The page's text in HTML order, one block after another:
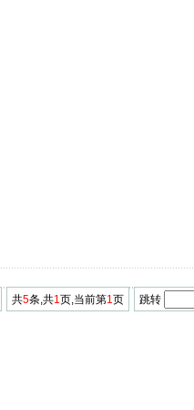
共5条,共1页,当前第1页 跳转